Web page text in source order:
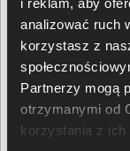
analizować ruch
korzystasz z
Partnerzy mogą
otrzymanymi od
korzystania z ich
Tusz HP 305 czarny
56,00 zł
netto: 45,53 zł
Włóż do